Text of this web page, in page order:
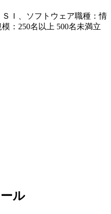
Ｉ、ソフトウェア職種 ：情
模 ： 250名以上 500名未満立
ル